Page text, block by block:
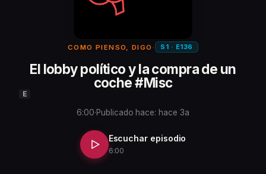
COMO PIENSO, DIGO · S1 · E136
El lobby político y la compra de un
coche #Misc
E
6:00·Publicado hace: hace 3a
Escuchar episodio
6:00